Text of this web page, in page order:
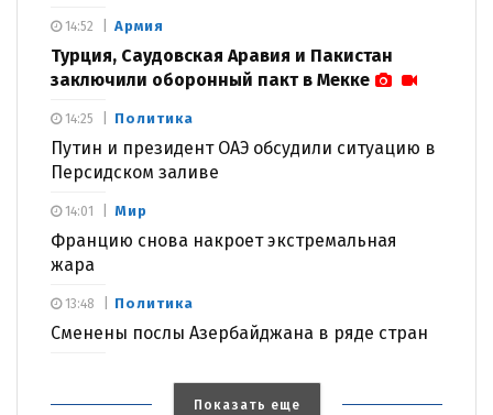
Армия
Турция, Саудовская Аравия и Пакистан
заключили оборонный пакт в Мекке
14:52
Политика
Путин и президент ОАЭ обсудили ситуацию в
Персидском заливе
14:25
Мир
Францию снова накроет экстремальная
жара
14:01
Политика
Сменены послы Азербайджана в ряде стран
13:48
Показать еще